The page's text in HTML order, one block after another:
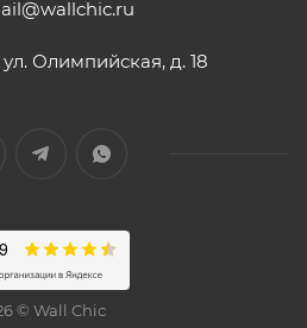
Олимпийская, д. 18
© Wall Chic